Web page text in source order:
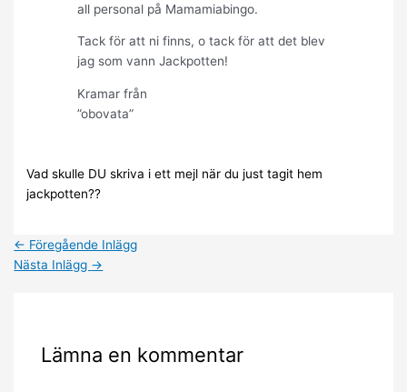
all personal på Mamamiabingo.
Tack för att ni finns, o tack för att det blev
jag som vann Jackpotten!
Kramar från
”obovata”
Vad skulle DU skriva i ett mejl när du just tagit hem
jackpotten??
← Föregående Inlägg
Nästa Inlägg →
Lämna en kommentar